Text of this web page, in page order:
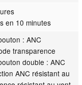
en 10 minutes
: ANC
transparence
double : ANC
ANC résistant au